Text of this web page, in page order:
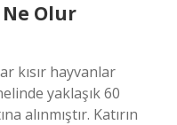
Olur
kısır hayvanlar
yaklaşık 60
alınmıştır. Katırın